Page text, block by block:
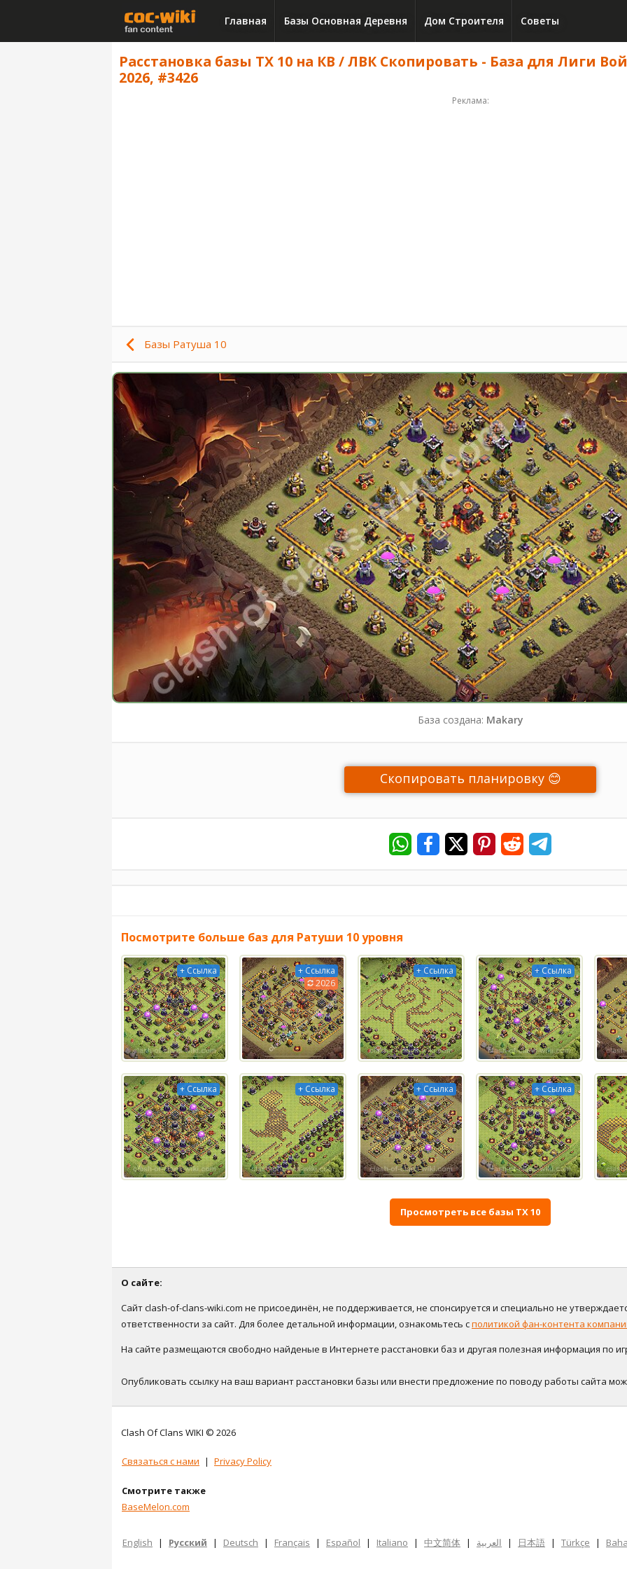
Главная Базы Основная Деревня Дом Строителя Советы
Расстановка базы ТХ 10 на КВ / ЛВК Скопировать - База для Лиги
2026, #3426
Реклама:
Базы Ратуша 10
База создана: Makary
Скопировать планировку 😊
Посмотрите больше баз для Ратуши 10 уровня
+ Ссылка
+ Ссылка
2026
+ Ссылка + Ссылка
+ Ссылка + Ссылка + Ссылка + Ссылка
Просмотреть все базы ТХ 10
О сайте:
Сайт clash-of-clans-wiki.com не присоединён, не поддерживается, не спонсируется и специально не
ответственности за сайт. Для более детальной информации, ознакомьтесь сполитикой фан-контента
На сайте размещаются свободно найденые в Интернете расстановки баз и другая полезная информация по
Опубликовать ссылку на ваш вариант расстановки базы или внести предложение по поводу работы сайта
Clash Of Clans WIKI © 2026
Связаться с нами | Privacy Policy
Смотрите также
BaseMelon.com
English | Русский | Deutsch | Français | Español | Italiano | 中文简体 | العربية | 日本語 | Türkçe |